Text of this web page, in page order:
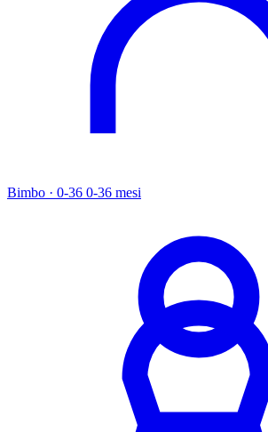
Bimbo · 0-36 0-36 mesi